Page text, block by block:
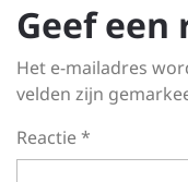
Geef een
Het e-mailadres
velden zijn
Reactie*